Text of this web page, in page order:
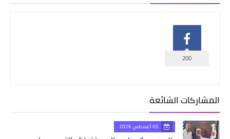
200
المشاركات الشائعة
05 أغسطس 2026